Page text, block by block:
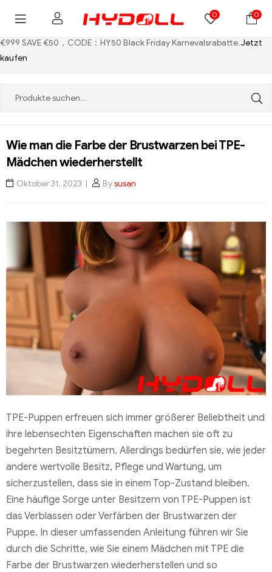
€999 SAVE €50，CODE：HY50 Black Friday Karnevalsrabatte.Jetzt
kaufen
0 0
Wie man die Farbe der Brustwarzen bei TPE-
Mädchen wiederherstellt
Oktober 31, 2023 Bysusan
TPE-Puppen erfreuen sich immer größerer Beliebtheit und
ihre lebensechten Eigenschaften machen sie oft zu
begehrten Besitztümern. Allerdings bedürfen sie, wie jeder
andere wertvolle Besitz, Pflege und Wartung, um
sicherzustellen, dass sie in einem Top-Zustand bleiben.
Eine häufige Sorge unter Besitzern von TPE-Puppen ist
das Verblassen oder Verfärben der Brustwarzen der
Puppe. In dieser umfassenden Anleitung führen wir Sie
durch die Schritte, wie Sie einem Mädchen mit TPE die
Farbe der Brustwarzen wiederherstellen und so